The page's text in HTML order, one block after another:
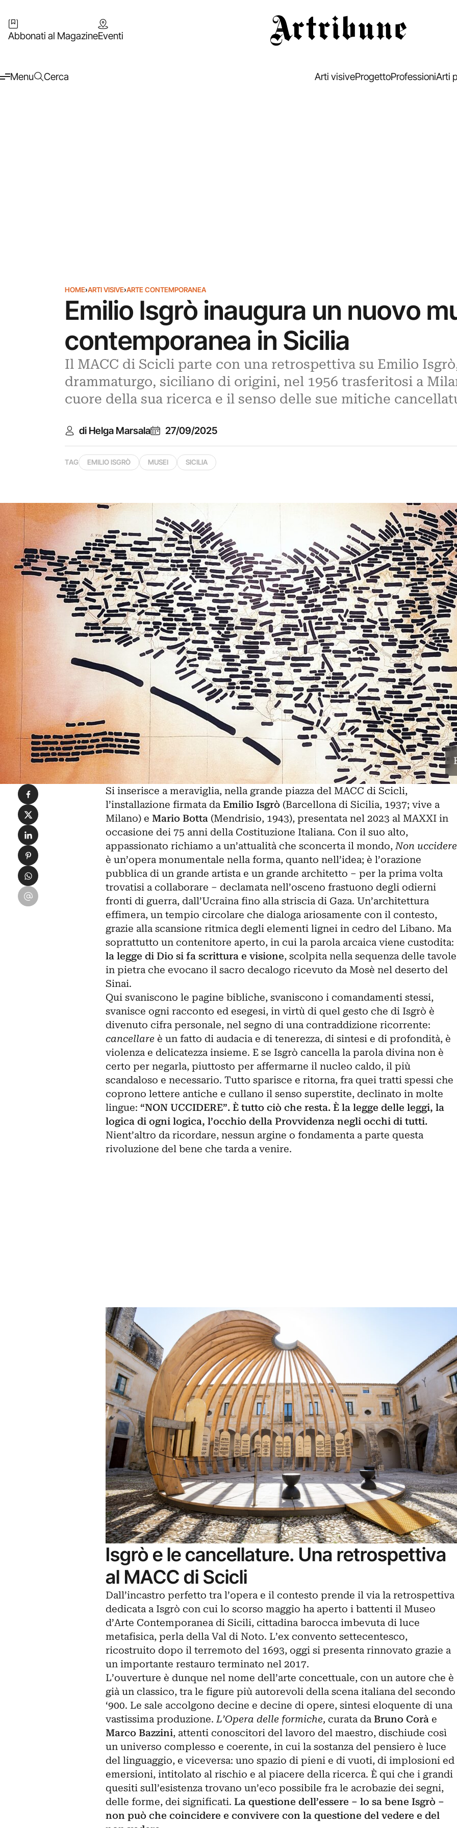
Abbonati al MagazineEventi
Menu Cerca Arti visiveProgettoProfessioniArti
HOME›ARTI VISIVE›ARTE CONTEMPORANEA
Emilio Isgrò inaugura un nuovo
contemporanea in Sicilia
Il MACC di Scicli parte con una retrospettiva su Emilio
drammaturgo, siciliano di origini, nel 1956 trasferitosi a
cuore della sua ricerca e il senso delle sue mitiche
di Helga Marsala 27/09/2025
TAG EMILIO ISGRÒ MUSEI SICILIA
Si inserisce a meraviglia, nella grande piazza del MACC di Scicli,
l’installazione firmata daEmilio Isgrò (Barcellona di Sicilia, 1937; vive a
Milano) e Mario Botta(Mendrisio, 1943), presentata nel 2023 al MAXXI in
occasione dei 75 anni della Costituzione Italiana. Con il suo alto,
appassionato richiamo a un’attualità che sconcerta il mondo,Non uccidere
è un’opera monumentale nella forma, quanto nell’idea; è l’orazione
pubblica di un grande artista e un grande architetto – per la prima volta
trovatisi a collaborare – declamata nell’osceno frastuono degli odierni
fronti di guerra, dall’Ucraina fino alla striscia di Gaza. Un’architettura
effimera, un tempio circolare che dialoga ariosamente con il contesto,
grazie alla scansione ritmica degli elementi lignei in cedro del Libano. Ma
soprattutto un contenitore aperto, in cui la parola arcaica viene custodita:
la legge di Dio si fa scrittura e visione, scolpita nella sequenza delle tavole
in pietra che evocano il sacro decalogo ricevuto da Mosè nel deserto del
Sinai.
Qui svaniscono le pagine bibliche, svaniscono i comandamenti stessi,
svanisce ogni racconto ed esegesi, in virtù di quel gesto che di Isgrò è
divenuto cifra personale, nel segno di una contraddizione ricorrente:
cancellareè un fatto di audacia e di tenerezza, di sintesi e di profondità, è
violenza e delicatezza insieme. E se Isgrò cancella la parola divina non è
certo per negarla, piuttosto per affermarne il nucleo caldo, il più
scandaloso e necessario. Tutto sparisce e ritorna, fra quei tratti spessi che
coprono lettere antiche e cullano il senso superstite, declinato in molte
lingue: “NON UCCIDERE”. È tutto ciò che resta. È la legge delle leggi, la
logica di ogni logica, l’occhio della Provvidenza negli occhi di tutti.
Nient’altro da ricordare, nessun argine o fondamenta a parte questa
rivoluzione del bene che tarda a venire.
Isgrò e le cancellature. Una retrospettiva
al MACC di Scicli
Dall’incastro perfetto tra l’opera e il contesto prende il via la retrospettiva
dedicata a Isgrò con cui lo scorso maggio ha aperto i battenti il Museo
d’Arte Contemporaneadi Sicili, cittadina barocca imbevuta di luce
metafisica, perla della Val di Noto. L’ex convento settecentesco,
ricostruito dopo il terremoto del 1693, oggi si presenta rinnovato grazie a
un importante restauro terminato nel 2017.
L’ouverture è dunque nel nome dell’arte concettuale, con un autore che è
già un classico, tra le figure più autorevoli della scena italiana del secondo
‘900. Le sale accolgono decine e decine di opere, sintesi eloquente di una
vastissima produzione.L’Opera delle formiche, curata daBruno Coràe
Marco Bazzini, attenti conoscitori del lavoro del maestro, dischiude così
un universo complesso e coerente, in cui la sostanza del pensiero è luce
del linguaggio, e viceversa: uno spazio di pieni e di vuoti, di implosioni ed
emersioni, intitolato al rischio e al piacere della ricerca. È qui che i grandi
quesiti sull’esistenza trovano un’eco possibile fra le acrobazie dei segni,
delle forme, dei significati. La questione dell’essere – lo sa bene Isgrò –
non può che coincidere e convivere con la questione del vedere e del
Condividi su Facebook
Condividi su X
Condividi su LinkedIn
Condividi su Pinterest
Condividi su WhatsApp
Condividi su Email